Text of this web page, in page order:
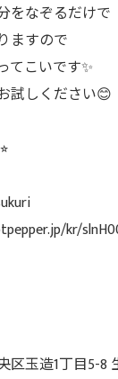
をなぞるだけで
ますので
てこいです✨
試しください😊
kr/
区玉造1丁目5-8